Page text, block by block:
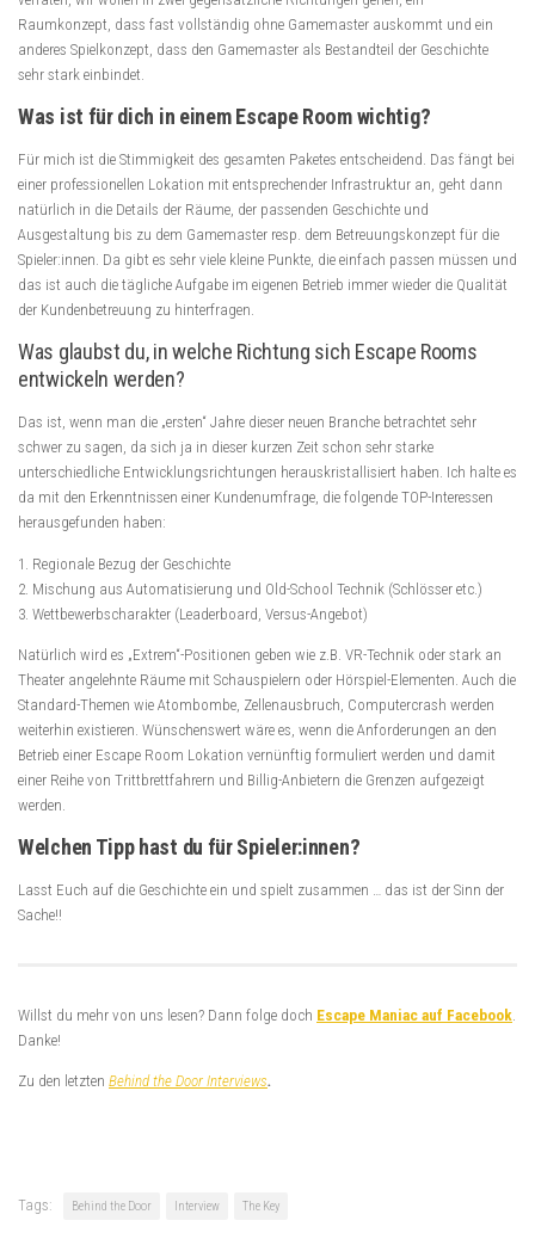
Raumkonzept, dass fast vollständig ohne Gamemaster auskommt und ein
anderes Spielkonzept, dass den Gamemaster als Bestandteil der Geschichte
sehr stark einbindet.
Was ist für dich in einem Escape Room wichtig?
Für mich ist die Stimmigkeit des gesamten Paketes entscheidend. Das fängt bei
einer professionellen Lokation mit entsprechender Infrastruktur an, geht dann
natürlich in die Details der Räume, der passenden Geschichte und
Ausgestaltung bis zu dem Gamemaster resp. dem Betreuungskonzept für die
Spieler:innen. Da gibt es sehr viele kleine Punkte, die einfach passen müssen und
das ist auch die tägliche Aufgabe im eigenen Betrieb immer wieder die Qualität
der Kundenbetreuung zu hinterfragen.
Was glaubst du, in welche Richtung sich Escape Rooms
entwickeln werden?
Das ist, wenn man die „ersten“ Jahre dieser neuen Branche betrachtet sehr
schwer zu sagen, da sich ja in dieser kurzen Zeit schon sehr starke
unterschiedliche Entwicklungsrichtungen herauskristallisiert haben. Ich halte es
da mit den Erkenntnissen einer Kundenumfrage, die folgende TOP-Interessen
herausgefunden haben:
1. Regionale Bezug der Geschichte
2. Mischung aus Automatisierung und Old-School Technik (Schlösser etc.)
3. Wettbewerbscharakter (Leaderboard, Versus-Angebot)
Natürlich wird es „Extrem“-Positionen geben wie z.B. VR-Technik oder stark an
Theater angelehnte Räume mit Schauspielern oder Hörspiel-Elementen. Auch die
Standard-Themen wie Atombombe, Zellenausbruch, Computercrash werden
weiterhin existieren. Wünschenswert wäre es, wenn die Anforderungen an den
Betrieb einer Escape Room Lokation vernünftig formuliert werden und damit
einer Reihe von Trittbrettfahrern und Billig-Anbietern die Grenzen aufgezeigt
werden.
Welchen Tipp hast du für Spieler:innen?
Lasst Euch auf die Geschichte ein und spielt zusammen … das ist der Sinn der
Sache!!
Willst du mehr von uns lesen? Dann folge doch Escape Maniac auf Facebook
Danke!
Zu den letzten Behind the Door Interviews.
Tags: Behind the Door Interview The Key